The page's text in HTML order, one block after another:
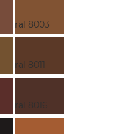
ral 8003
ral 8011
ral 8016